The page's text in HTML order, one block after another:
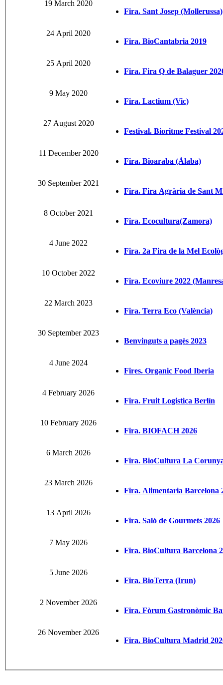
19 March 2020
Fira. Sant Josep (Mollerussa)
24 April 2020
Fira. BioCantabria 2019
25 April 2020
Fira. Fira Q de Balaguer
9 May 2020
Fira. Lactium (Vic)
27 August 2020
Festival. Bioritme Festival
11 December 2020
Fira. Bioaraba (Àlaba)
30 September 2021
Fira. Fira Agrària de Sant
8 October 2021
Fira. Ecocultura(Zamora)
4 June 2022
Fira. 2a Fira de la Mel
10 October 2022
Fira. Ecoviure 2022
22 March 2023
Fira. Terra Eco (València)
30 September 2023
Benvinguts a pagès 2023
4 June 2024
Fires. Organic Food Iberia
4 February 2026
Fira. Fruit Logistica Berlín
10 February 2026
Fira. BIOFACH 2026
6 March 2026
Fira. BioCultura La
23 March 2026
Fira. Alimentaria Barcelona
13 April 2026
Fira. Saló de Gourmets 2026
7 May 2026
Fira. BioCultura Barcelona
5 June 2026
Fira. BioTerra (Irun)
2 November 2026
Fira. Fòrum Gastronòmic
26 November 2026
Fira. BioCultura Madrid